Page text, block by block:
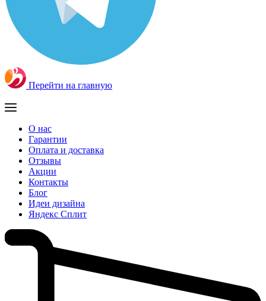
Перейти на главную
О нас
Гарантии
Оплата и доставка
Отзывы
Акции
Контакты
Блог
Идеи дизайна
Яндекс Сплит